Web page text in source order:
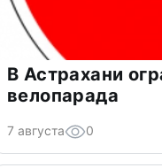
В Астрахани
велопарада
7 августа 0